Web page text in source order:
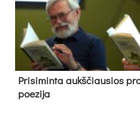
Pri­si­min­ta aukš­čiau­sios
poe­zi­ja